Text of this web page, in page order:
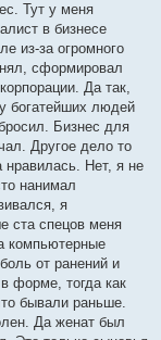
Тут у меня
в бизнесе
из-за огромного
сформировал
Да так,
богатейших людей
Бизнес для
Другое дело то
Нет, я не
нанимал
я
ста спецов меня
компьютерные
от ранений и
форме, тогда как
бывали раньше.
Да женат был